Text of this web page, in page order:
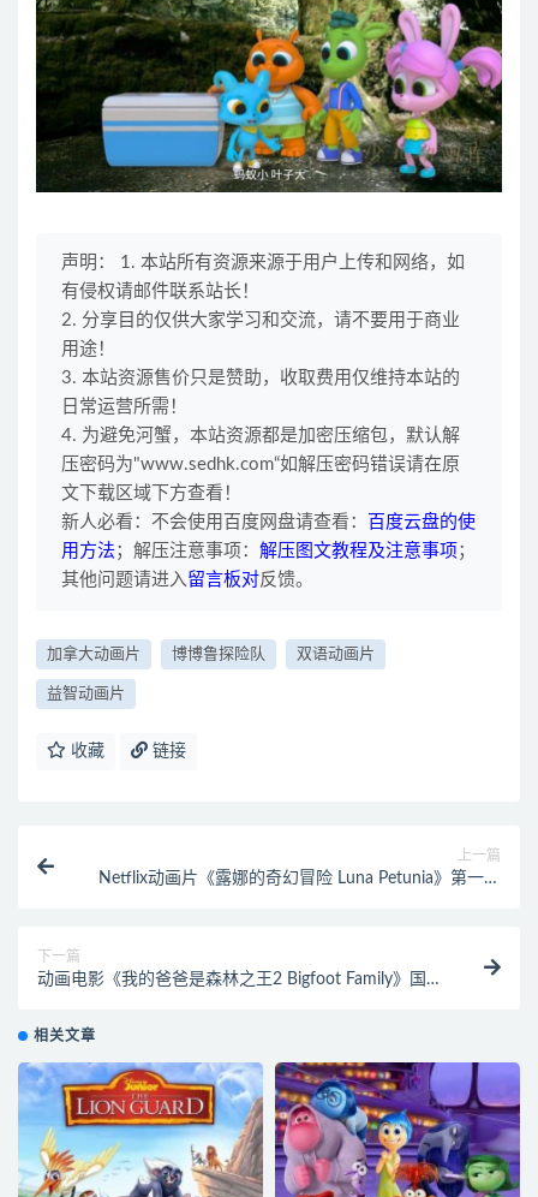
第50集 虫子吱吱叫
第51集 伴它成长
第52集 寻找化石
声明： 1. 本站所有资源来源于用户上传和网络，如
有侵权请邮件联系站长！
2. 分享目的仅供大家学习和交流，请不要用于商业
用途！
3. 本站资源售价只是赞助，收取费用仅维持本站的
日常运营所需！
4. 为避免河蟹，本站资源都是加密压缩包，默认解
压密码为"www.sedhk.com“如解压密码错误请在原
文下载区域下方查看！
新人必看：不会使用百度网盘请查看：
百度云盘的使
用方法 ；解压注意事项： 解压图文教程及注意事项 ；
其他问题请进入留言板对反馈。
加拿大动画片 博博鲁探险队 双语动画片
益智动画片
收藏 链接
上一篇
Netflix动画片《露娜的奇幻冒险 Luna Petunia》第一季
下一篇
动画电影《我的爸爸是森林之王2 Bigfoot Family》国英
载
相关文章